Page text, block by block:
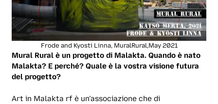
Frode and Kyosti Linna, MuralRural,May 2021
Mural Rural è un progetto di Malakta. Quando è nato
Malakta? E perché? Quale è la vostra visione futura
del progetto?
Art in Malakta rf è un’associazione che di